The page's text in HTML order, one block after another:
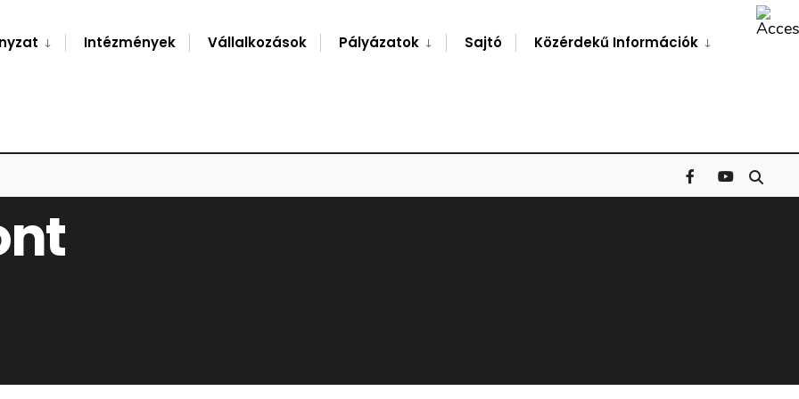
Intézmények Vállalkozások Pályázatok Sajtó Közérdekű Információk
Window